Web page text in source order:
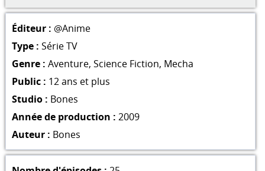
Éditeur : @Anime
Type : Série TV
Genre : Aventure, Science Fiction, Mecha
Public : 12 ans et plus
Studio : Bones
Année de production : 2009
Auteur : Bones